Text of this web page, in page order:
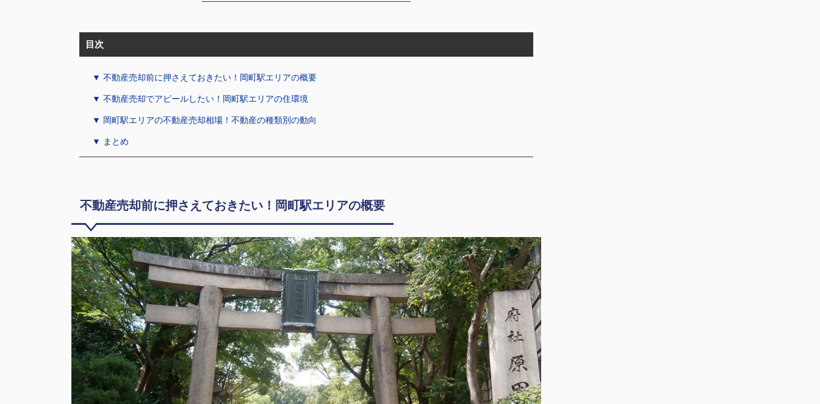
目次
▼ 不動産売却前に押さえておきたい！岡町駅エリアの概要
▼ 不動産売却でアピールしたい！岡町駅エリアの住環境
▼ 岡町駅エリアの不動産売却相場！不動産の種類別の動向
▼ まとめ
不動産売却前に押さえておきたい！岡町駅エリアの概要